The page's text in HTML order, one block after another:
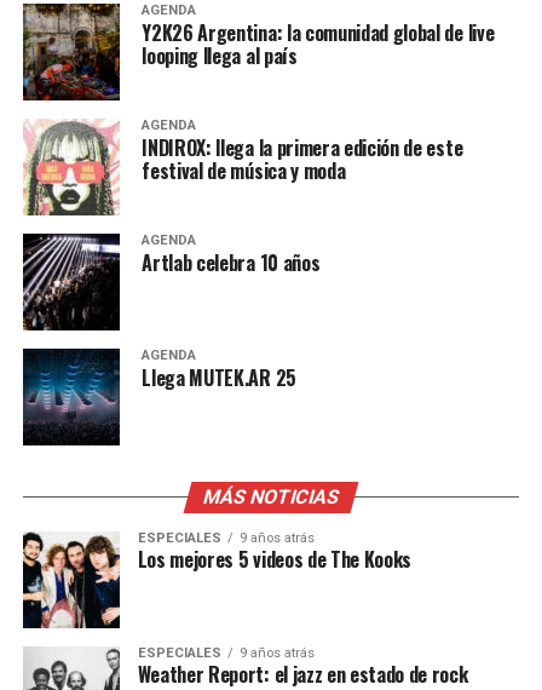
AGENDA
Y2K26 Argentina: la comunidad global de live
looping llega al país
AGENDA
INDIROX: llega la primera edición de este
festival de música y moda
AGENDA
Artlab celebra 10 años
AGENDA
Llega MUTEK.AR 25
MÁS NOTICIAS
ESPECIALES 9 años atrás
Los mejores 5 videos de The Kooks
ESPECIALES 9 años atrás
Weather Report: el jazz en estado de rock